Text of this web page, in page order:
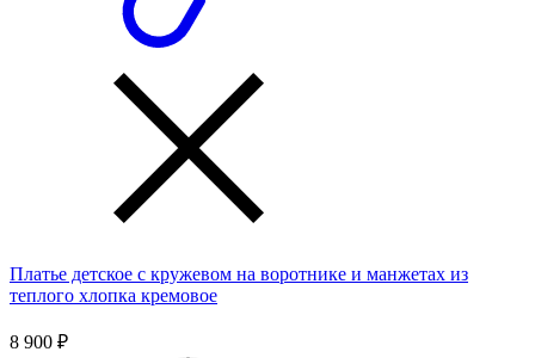
Платье детское с кружевом на воротнике и манжетах из
теплого хлопка кремовое
8 900 ₽